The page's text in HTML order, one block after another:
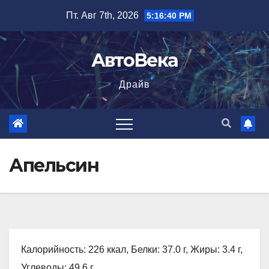
содержимому
Пт. Авг 7th, 2026 5:16:41 PM
АвтоВека
Драйв
Апельсин
Калорийность: 226 ккал, Белки: 37.0 г, Жиры: 3.4 г,